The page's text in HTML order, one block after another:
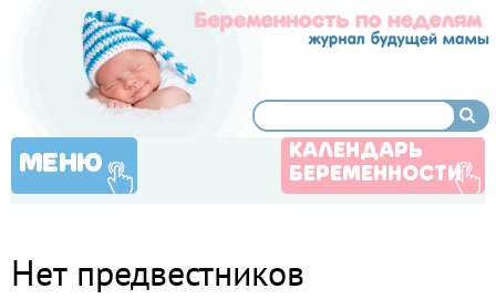
МЕНЮ
КАЛЕНДАРЬ
БЕРЕМЕННОСТИ
Нет предвестников